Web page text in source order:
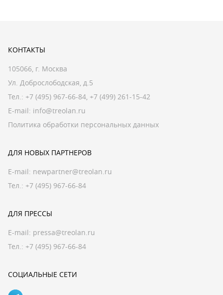
КОНТАКТЫ
105066, г. Москва
Ул. Доброслободская, д.5
Тел.: +7 (495) 967-66-84, +7 (499) 261-15-42
E-mail: info@treolan.ru
Политика обработки персональных данных
ДЛЯ НОВЫХ ПАРТНЕРОВ
E-mail: newpartner@treolan.ru
Тел.: +7 (495) 967-66-84
ДЛЯ ПРЕССЫ
E-mail: pressa@treolan.ru
Тел.: +7 (495) 967-66-84
СОЦИАЛЬНЫЕ СЕТИ